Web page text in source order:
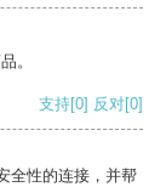
。
支持[0] 反对[0]
全性的连接，并帮